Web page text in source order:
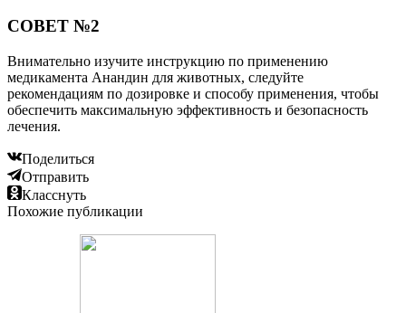
СОВЕТ №2
Внимательно изучите инструкцию по применению
медикамента Анандин для животных, следуйте
рекомендациям по дозировке и способу применения, чтобы
обеспечить максимальную эффективность и безопасность
лечения.
Поделиться
Отправить
Класснуть
Похожие публикации